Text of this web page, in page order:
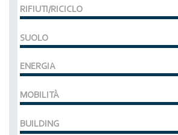
RIFIUTI/RICICLO
SUOLO
ENERGIA
MOBILITÀ
BUILDING